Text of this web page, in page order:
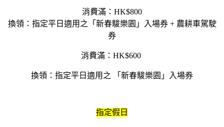
消費滿：HK$800
換領：指定平日適用之「新春駿樂園」入場券 + 農耕車駕駛
券
消費滿：HK$600
換領：指定平日適用之 「新春駿樂園」入場券
指定假日